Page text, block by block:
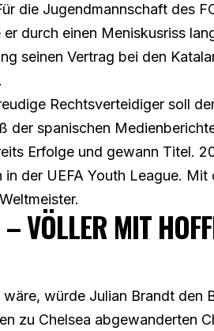
die Jugendmannschaft des
durch einen Meniskusriss
seinen Vertrag bei den
Rechtsverteidiger soll
der spanischen
Erfolge und gewann Titel.
der UEFA Youth League.
VÖLLER MIT
würde Julian Brandt den
zu Chelsea abgewanderten